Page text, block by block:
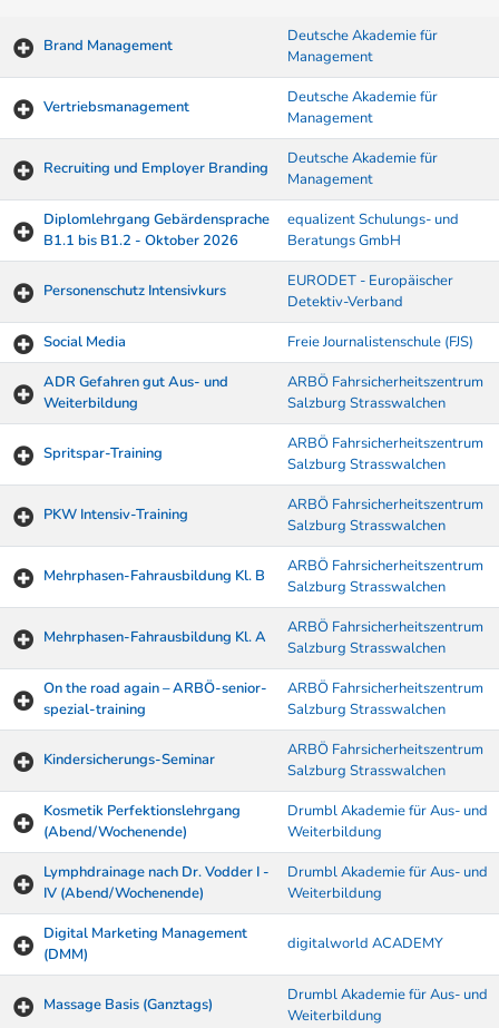
Brand Management
Deutsche Akademie für
Management
Vertriebsmanagement
Deutsche Akademie für
Management
Recruiting und Employer Branding
Deutsche Akademie für
Management
Diplomlehrgang Gebärdensprache
B1.1 bis B1.2 - Oktober 2026
equalizent Schulungs- und
Beratungs GmbH
Personenschutz Intensivkurs
EURODET - Europäischer
Detektiv-Verband
Social Media
Freie Journalistenschule (FJS)
ADR Gefahren gut Aus- und
Weiterbildung
ARBÖ Fahrsicherheitszentrum
Salzburg Strasswalchen
Spritspar-Training
ARBÖ Fahrsicherheitszentrum
Salzburg Strasswalchen
PKW Intensiv-Training
ARBÖ Fahrsicherheitszentrum
Salzburg Strasswalchen
Mehrphasen-Fahrausbildung Kl. B
ARBÖ Fahrsicherheitszentrum
Salzburg Strasswalchen
Mehrphasen-Fahrausbildung Kl. A
ARBÖ Fahrsicherheitszentrum
Salzburg Strasswalchen
On the road again – ARBÖ-senior-
spezial-training
ARBÖ Fahrsicherheitszentrum
Salzburg Strasswalchen
Kindersicherungs-Seminar
ARBÖ Fahrsicherheitszentrum
Salzburg Strasswalchen
Kosmetik Perfektionslehrgang
(Abend/Wochenende)
Drumbl Akademie für Aus- und
Weiterbildung
Lymphdrainage nach Dr. Vodder I -
IV (Abend/Wochenende)
Drumbl Akademie für Aus- und
Weiterbildung
Digital Marketing Management
(DMM)
digitalworld ACADEMY
Massage Basis (Ganztags)
Drumbl Akademie für Aus- und
Weiterbildung